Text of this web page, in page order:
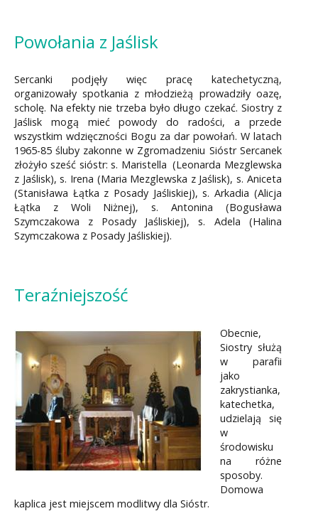
Powołania z Jaślisk
Sercanki podjęły więc pracę katechetyczną,
organizowały spotkania z młodzieżą prowadziły oazę,
scholę. Na efekty nie trzeba było długo czekać. Siostry z
Jaślisk mogą mieć powody do radości, a przede
wszystkim wdzięczności Bogu za dar powołań. W latach
1965-85 śluby zakonne w Zgromadzeniu Sióstr Sercanek
złożyło sześć sióstr: s. Maristella (Leonarda Mezglewska
z Jaślisk), s. Irena (Maria Mezglewska z Jaślisk), s. Aniceta
(Stanisława Łątka z Posady Jaśliskiej), s. Arkadia (Alicja
Łątka z Woli Niżnej), s. Antonina (Bogusława
Szymczakowa z Posady Jaśliskiej), s. Adela (Halina
Szymczakowa z Posady Jaśliskiej).
Teraźniejszość
Obecnie,
Siostry służą
w parafii
jako
zakrystianka,
katechetka,
udzielają się
w
środowisku
na różne
sposoby.
Domowa
kaplica jest miejscem modlitwy dla Sióstr.